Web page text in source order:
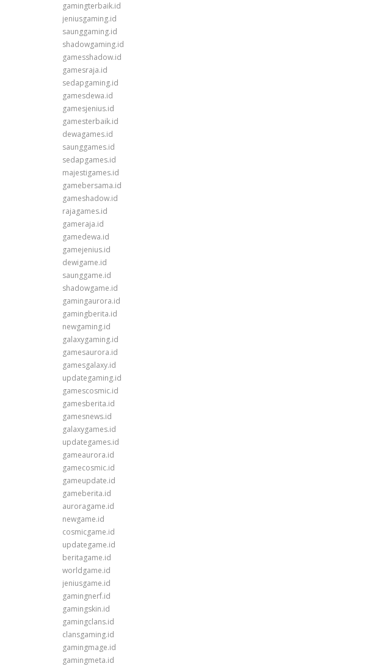
gamingterbaik.id
jeniusgaming.id
saunggaming.id
shadowgaming.id
gamesshadow.id
gamesraja.id
sedapgaming.id
gamesdewa.id
gamesjenius.id
gamesterbaik.id
dewagames.id
saunggames.id
sedapgames.id
majestigames.id
gamebersama.id
gameshadow.id
rajagames.id
gameraja.id
gamedewa.id
gamejenius.id
dewigame.id
saunggame.id
shadowgame.id
gamingaurora.id
gamingberita.id
newgaming.id
galaxygaming.id
gamesaurora.id
gamesgalaxy.id
updategaming.id
gamescosmic.id
gamesberita.id
gamesnews.id
galaxygames.id
updategames.id
gameaurora.id
gamecosmic.id
gameupdate.id
gameberita.id
auroragame.id
newgame.id
cosmicgame.id
updategame.id
beritagame.id
worldgame.id
jeniusgame.id
gamingnerf.id
gamingskin.id
gamingclans.id
clansgaming.id
gamingmage.id
gamingmeta.id